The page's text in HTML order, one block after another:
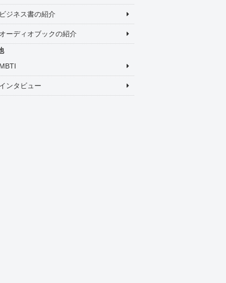
ジネス書の紹介
ーディオブックの紹介
ンタビュー